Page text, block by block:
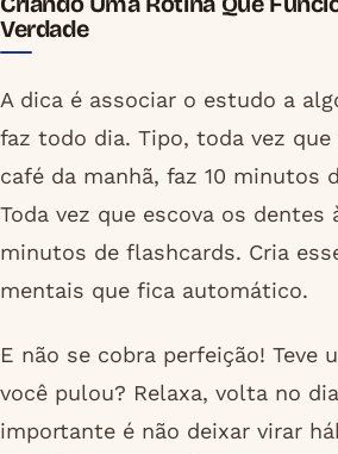
Verdade
A dica é associar o estudo a
faz todo dia. Tipo, toda vez
café da manhã, faz 10 minutos
Toda vez que escova os dentes
minutos de flashcards. Cria
mentais que fica automático.
E não se cobra perfeição! Teve
você pulou? Relaxa, volta no
importante é não deixar virar